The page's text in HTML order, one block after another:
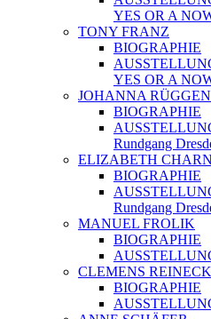
YES OR A
TONY FRANZ
BIOGRAPHIE
YES OR A
JOHANNA RÜGGEN
BIOGRAPHIE
Rundgang
ELIZABETH
BIOGRAPHIE
Rundgang
MANUEL FROLIK
BIOGRAPHIE
CLEMENS
BIOGRAPHIE